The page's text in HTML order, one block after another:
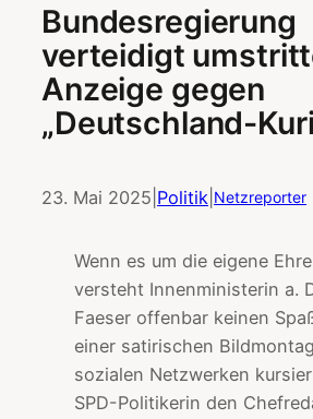
Bundesregierung
verteidigt
Anzeige gegen
„Deutschland-
23. Mai 2025 Politik Netzreporter
Wenn es um die eigene
versteht Innenministerin a.
Faeser offenbar keinen
einer satirischen
sozialen Netzwerken
SPD-Politikerin den